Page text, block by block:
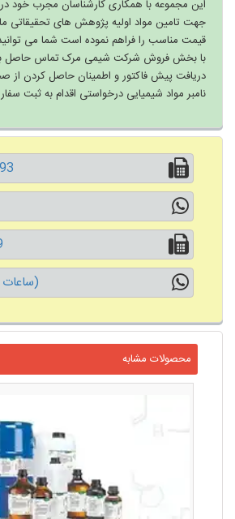
این مجموعه با همکاری کارشناسان مجرب خود در
جهت تامین مواد اولیه پژوهش های تحقیقاتی ماده با
قیمت مناسب را فراهم نموده است شما می توانید
با بخش فروش شرکت شیمی مرک تماس حاصل
نامبر مواد شیمیایی درخواستی اقدام به ثبت سفارش
محصولات مشابه